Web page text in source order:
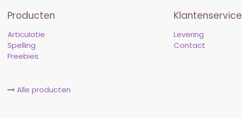
Producten
Articulatie
Spelling
Freebies
Alle producten
Klantenservice
Levering
Contact